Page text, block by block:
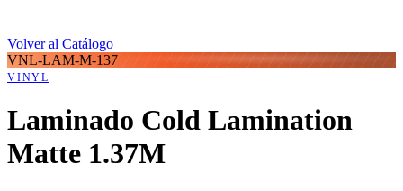
Volver al Catálogo
VNL-LAM-M-137
VINYL
Laminado Cold Lamination
Matte 1.37M